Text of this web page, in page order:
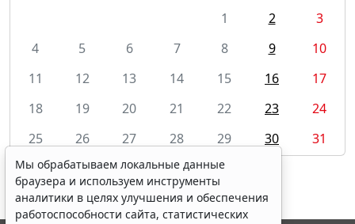
1
2
3
4
5 6 7 8 9
10
11
12 13 14 15 16
17
18
19 20 21 22 23
24
25
26 27 28 29 30 31
Мы обрабатываем локальные данные
браузера и используем инструменты
аналитики в целях улучшения и обеспечения
работоспособности сайта, статистических